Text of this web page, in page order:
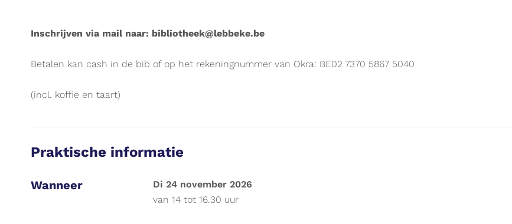
Inschrijven via mail naar: bibliotheek@lebbeke.be
Betalen kan cash in de bib of op het rekeningnummer van Okra: BE02 7370 5867 5040
(incl. koffie en taart)
Praktische informatie
Wanneer
di 24 november 2026
van 14 tot 16.30 uur